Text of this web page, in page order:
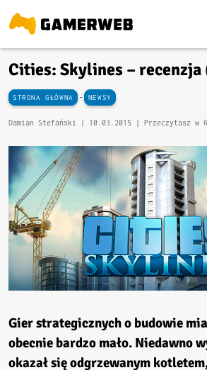
Cities: Skylines – recenzja
STRONA GŁÓWNA - NEWSY
Damian Stefański | 10.03.2015 | Przeczytasz w
Gier strategicznych o budowie
obecnie bardzo mało. Niedawno
okazał się odgrzewanym